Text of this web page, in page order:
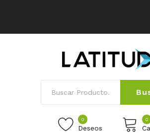
0
Deseos
0